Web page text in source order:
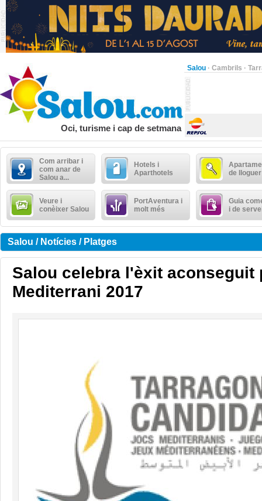
Salou · Cambrils ·
Oci, turisme i cap de setmana
Com arribar i
com anar de
Salou a...
Hotels i
Aparthotels
de lloguer
Veure i
conèixer Salou
PortAventura i
molt més
Guia
i de
Salou / Notícies / Platges
Salou celebra l'èxit aconseguit
Mediterrani 2017